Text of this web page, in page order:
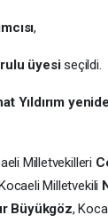
,
üyesiseçildi.
Yıldırım
Milletvekilleri
Milletvekili
Büyükgöz,